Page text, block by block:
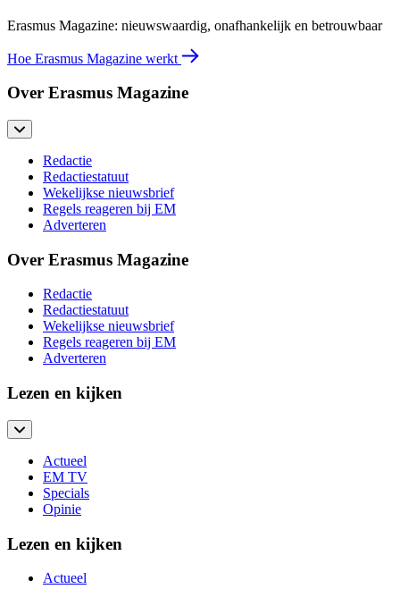
Erasmus Magazine: nieuwswaardig, onafhankelijk en betrouwbaar
Hoe Erasmus Magazine werkt
Over Erasmus Magazine
Redactie
Redactiestatuut
Wekelijkse nieuwsbrief
Regels reageren bij EM
Adverteren
Over Erasmus Magazine
Redactie
Redactiestatuut
Wekelijkse nieuwsbrief
Regels reageren bij EM
Adverteren
Lezen en kijken
Actueel
EM TV
Specials
Opinie
Lezen en kijken
Actueel